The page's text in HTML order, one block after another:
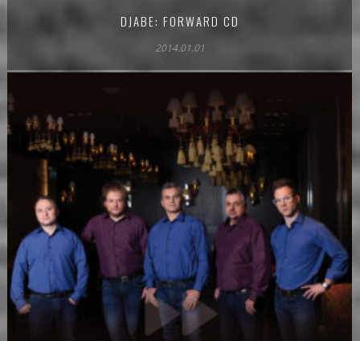
DJABE: FORWARD CD
2014.01.01